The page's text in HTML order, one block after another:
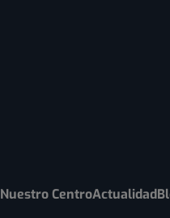
Nuestro CentroActualidad